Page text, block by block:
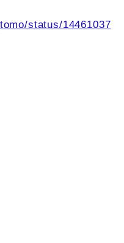
status/14461037